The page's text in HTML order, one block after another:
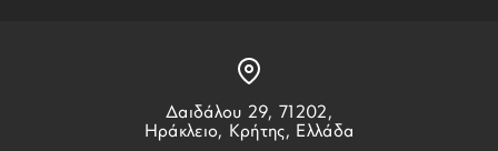
Δαιδάλου 29, 71202,
Ηράκλειο, Κρήτης, Ελλάδα